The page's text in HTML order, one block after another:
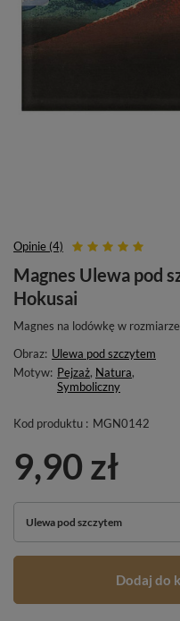
Opinie (4)
Magnes Ulewa pod
Hokusai
Magnes na lodówkę w
Obraz: Ulewa pod szczytem
Motyw: Pejzaż, Natura,
Symboliczny
Kod produktu : MGN0142
9,90 zł
Ulewa pod szczytem
Dodaj do